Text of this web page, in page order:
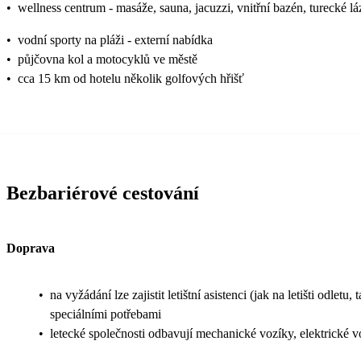
• wellness centrum - masáže, sauna, jacuzzi, vnitřní bazén, turecké
• vodní sporty na pláži - externí nabídka
• půjčovna kol a motocyklů ve městě
• cca 15 km od hotelu několik golfových hřišť
Bezbariérové cestování
Doprava
• na vyžádání lze zajistit letištní asistenci (jak na letišti odletu,
speciálními potřebami
• letecké společnosti odbavují mechanické vozíky, elektrické